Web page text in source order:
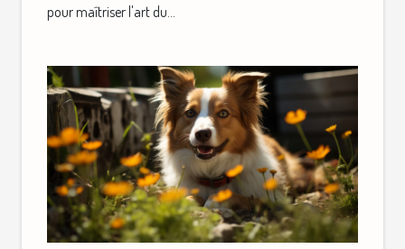
pour maîtriser l'art du...